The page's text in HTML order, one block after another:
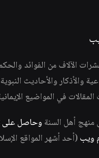
الآلاف من الفوائد
والأذكار والأحاديث
المقالات في المواضيع
منهج أهل السنة وحاصل على
ويب(أحد أشهر المواقع